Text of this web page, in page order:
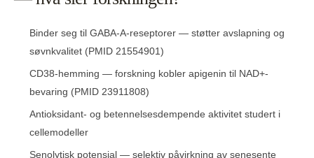
Binder seg til GABA-A-reseptorer — støtter avslapning og
søvnkvalitet (PMID 21554901)
CD38-hemming — forskning kobler apigenin til NAD+-
bevaring (PMID 23911808)
Antioksidant- og betennelsesdempende aktivitet studert i
cellemodeller
Senolytisk potensial — selektiv påvirkning av senesente